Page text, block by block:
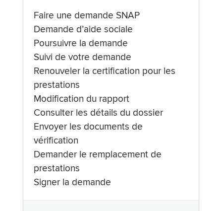
Faire une demande SNAP
Demande d’aide sociale
Poursuivre la demande
Suivi de votre demande
Renouveler la certification pour les
prestations
Modification du rapport
Consulter les détails du dossier
Envoyer les documents de
vérification
Demander le remplacement de
prestations
Signer la demande